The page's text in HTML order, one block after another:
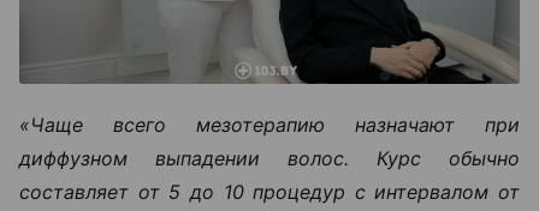
«Чаще всего мезотерапию назначают при
диффузном выпадении волос. Курс обычно
составляет от 5 до 10 процедур с интервалом от